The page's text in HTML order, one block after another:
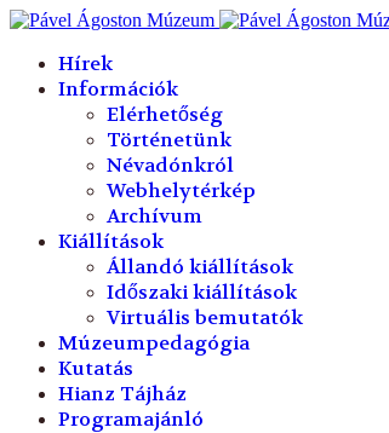
Hírek
Információk
Elérhetőség
Történetünk
Névadónkról
Webhelytérkép
Archívum
Kiállítások
Állandó kiállítások
Időszaki kiállítások
Virtuális bemutatók
Múzeumpedagógia
Kutatás
Hianz Tájház
Programajánló
év
hónap
év
hónap